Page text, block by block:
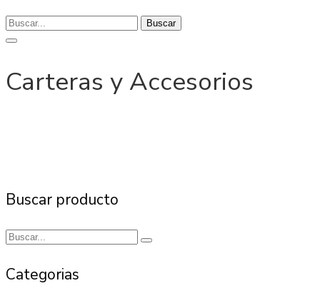
Buscar
Carteras y Accesorios
Buscar producto
Categorias